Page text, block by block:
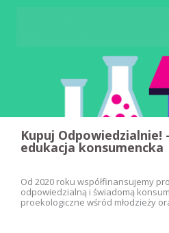
Kupuj Odpowiedzialnie!
edukacja konsumencka
Od 2020 roku współfinansujemy
odpowiedzialną i świadomą
proekologiczne wśród młodzieży